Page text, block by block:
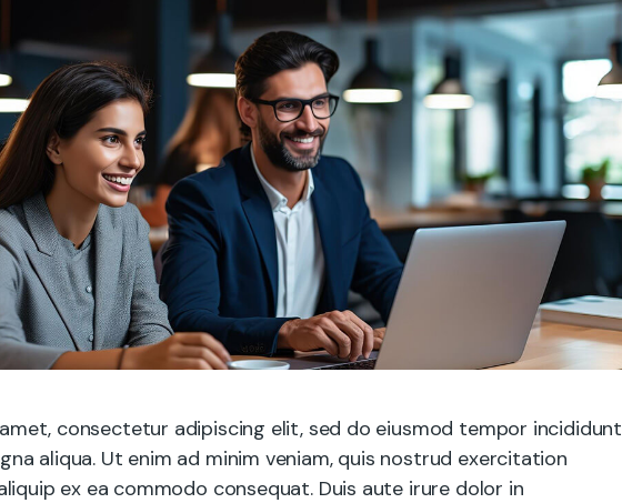
consectetur adipiscing elit, sed do eiusmod tempor incididunt
aliqua. Ut enim ad minim veniam, quis nostrud exercitation
ex ea commodo consequat. Duis aute irure dolor in